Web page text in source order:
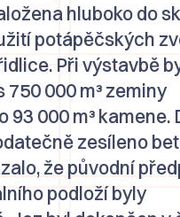
hluboko do
potápěčských
Při výstavbě
000 m³ zeminy
93 000 m³ kamene.
zesíleno
že původní
podloží byly